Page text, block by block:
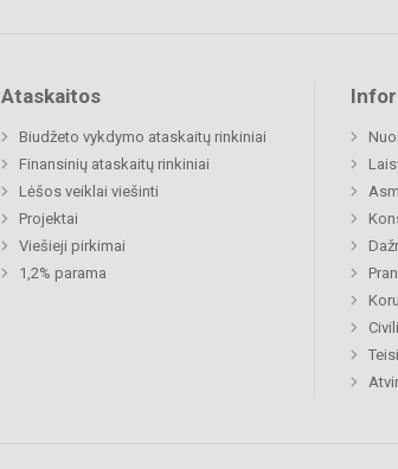
Ataskaitos
Biudžeto vykdymo ataskaitų rinkiniai
Finansinių ataskaitų rinkiniai
Lėšos veiklai viešinti
Projektai
Viešieji pirkimai
1,2% parama